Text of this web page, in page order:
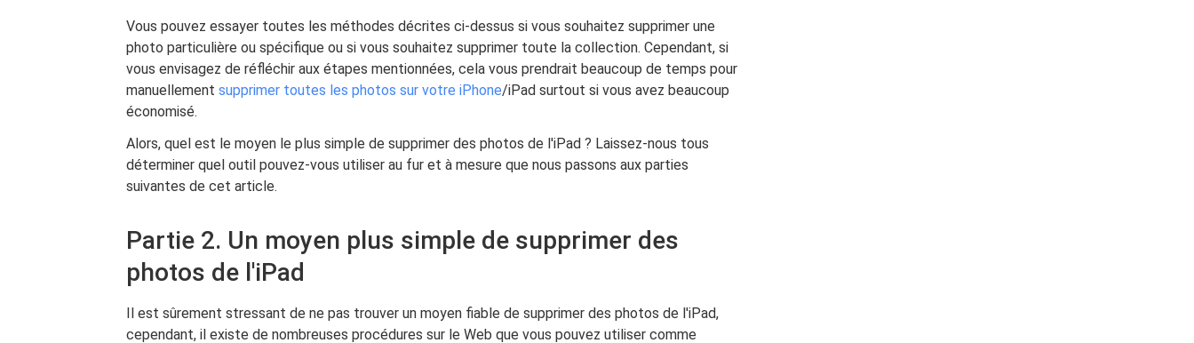
Vous pouvez essayer toutes les méthodes décrites ci-dessus si vous souhaitez supprimer une
photo particulière ou spécifique ou si vous souhaitez supprimer toute la collection. Cependant, si
vous envisagez de réfléchir aux étapes mentionnées, cela vous prendrait beaucoup de temps pour
manuellement supprimer toutes les photos sur votre iPhone/iPad surtout si vous avez beaucoup
économisé.
Alors, quel est le moyen le plus simple de supprimer des photos de l'iPad ? Laissez-nous tous
déterminer quel outil pouvez-vous utiliser au fur et à mesure que nous passons aux parties
suivantes de cet article.
Partie 2. Un moyen plus simple de supprimer des
photos de l'iPad
Il est sûrement stressant de ne pas trouver un moyen fiable de supprimer des photos de l'iPad,
cependant, il existe de nombreuses procédures sur le Web que vous pouvez utiliser comme